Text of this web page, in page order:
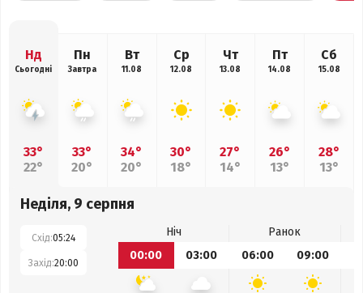
Нд
Сьогодні
33°
22°
Пн
Завтра
33°
20°
Вт
11.08
34°
20°
Ср
12.08
30°
18°
Чт
13.08
27°
14°
Пт
14.08
26°
13°
Сб
15.08
28°
13°
Неділя, 9 серпня
Схід:05:24
Захід:20:00
Ніч
Ранок
00:00
03:00 06:00 09:00